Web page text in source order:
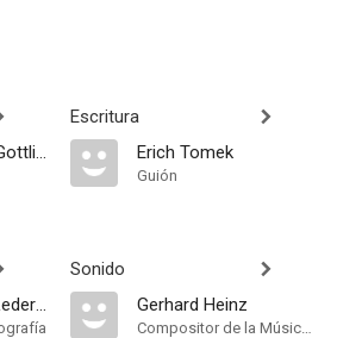
Franz Josef Gottlieb
Franz Xaver Lederle
Escritura
Erich Tomek
Guión
Sonido
Gerhard Heinz
Compositor de la Música Original